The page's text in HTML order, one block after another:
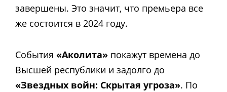
завершены. Это значит, что премьера все
же состоится в 2024 году.
События «Аколита» покажут времена до
Высшей республики и задолго до
«Звездных войн: Скрытая угроза». По